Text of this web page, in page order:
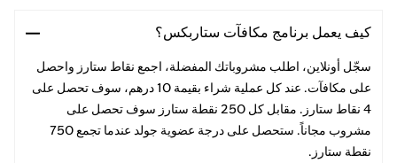
كيف يعمل برنامج مكافآت ستاربكس؟
سجّل أونلاين، اطلب مشروباتك المفضلة، اجمع نقاط ستارز واحصل
على مكافآت. عند كل عملية شراء بقيمة 10 درهم، سوف تحصل على
4 نقاط ستارز. مقابل كل 250 نقطة ستارز سوف تحصل على
مشروب مجاناً. ستحصل على درجة عضوية جولد عندما تجمع 750
نقطة ستارز.